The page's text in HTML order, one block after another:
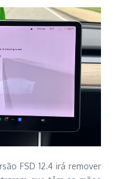
FSD 12.4 irá remover